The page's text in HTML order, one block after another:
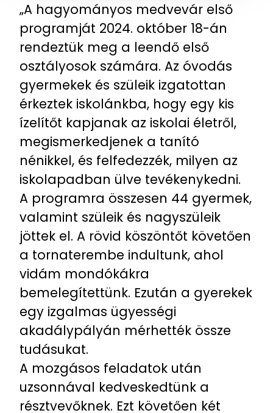
„A hagyományos medvevár első
programját 2024. október 18-án
rendeztük meg a leendő első
osztályosok számára. Az óvodás
gyermekek és szüleik izgatottan
érkeztek iskolánkba, hogy egy kis
ízelítőt kapjanak az iskolai életről,
megismerkedjenek a tanító
nénikkel, és felfedezzék, milyen az
iskolapadban ülve tevékenykedni.
A programra összesen 44 gyermek,
valamint szüleik és nagyszüleik
jöttek el. A rövid köszöntőt követően
a tornaterembe indultunk, ahol
vidám mondókákra
bemelegítettünk. Ezután a gyerekek
egy izgalmas ügyességi
akadálypályán mérhették össze
tudásukat.
A mozgásos feladatok után
uzsonnával kedveskedtünk a
résztvevőknek. Ezt követően két